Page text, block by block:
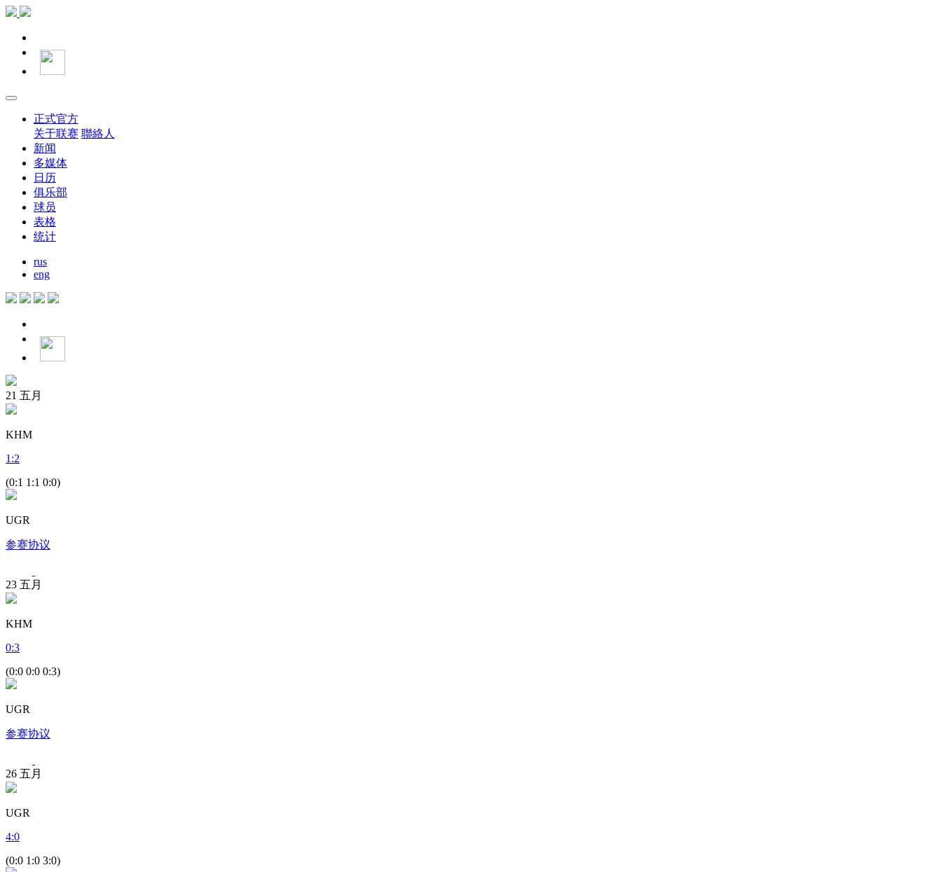
正式官方
关于联赛 聯絡人
新闻
多媒体
日历
俱乐部
球员
表格
统计
rus
eng
21 五月
KHM
1 :2
(0:1 1:1 0:0)
UGR
参赛协议
23 五月
KHM
0:3
(0:0 0:0 0:3)
UGR
参赛协议
26 五月
UGR
4:0
(0:0 1:0 3:0)